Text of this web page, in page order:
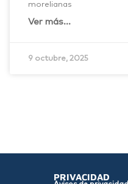
morelianas
Ver más...
9 octubre, 2025
PRIVACIDAD